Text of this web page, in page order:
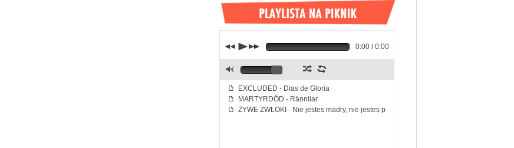
p
j k 0:00 / 0:00
f EXCLUDED - Dias de Gloria
f MARTYRDÖD - Rännilar
f ŻYWE ZWŁOKI - Nie jestes madry, nie jestes piekny
M z l